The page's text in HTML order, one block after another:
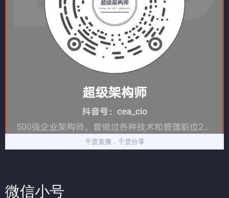
干货直播，干货分享
微信小号